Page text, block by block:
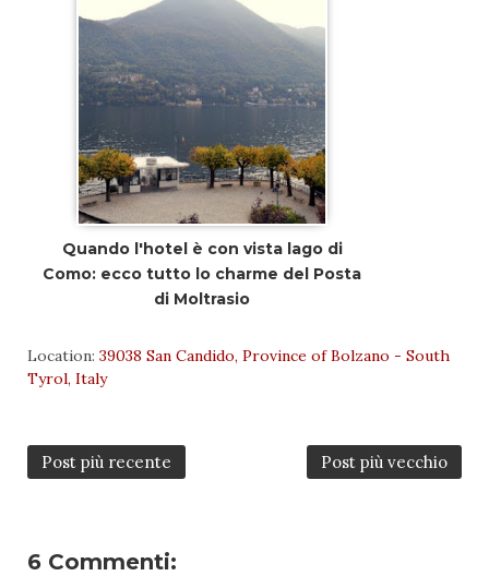
Quando l'hotel è con vista lago di
Como: ecco tutto lo charme del Posta
di Moltrasio
Location: 39038 San Candido, Province of Bolzano - South
Tyrol, Italy
Post più recente Post più vecchio
6 Commenti: